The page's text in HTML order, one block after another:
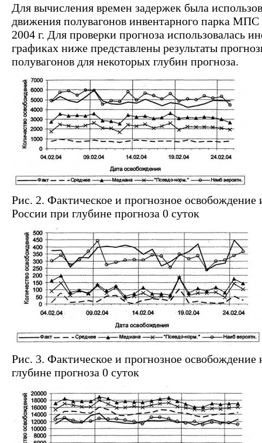
Для вычисления времен задержек была
движения полувагонов инвентарного парка МПС
2004 г. Для проверки прогноза использовалась
графиках ниже представлены результаты
полувагонов для некоторых глубин прогноза.
Рис. 2. Фактическое и прогнозное освобождение
России при глубине прогноза 0 суток
Рис. 3. Фактическое и прогнозное освобождение
глубине прогноза 0 суток